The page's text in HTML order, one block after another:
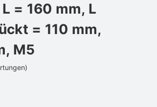
= 160 mm, L
= 110 mm,
M5